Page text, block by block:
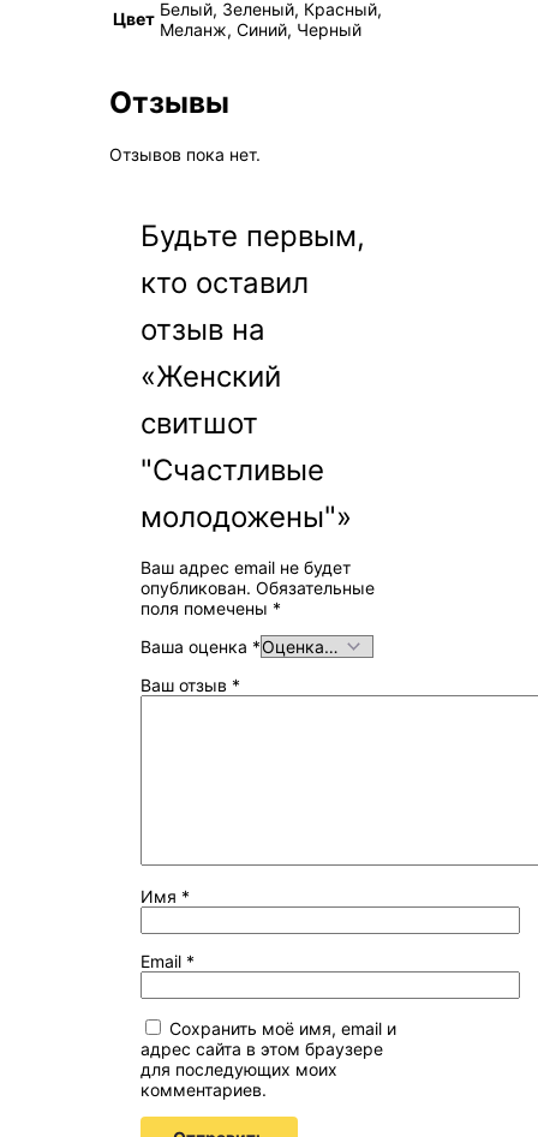
Цвет Белый, Зеленый, Красный,
Меланж, Синий, Черный
Отзывы
Отзывов пока нет.
Будьте первым,
кто оставил
отзыв на
«Женский
свитшот
"Счастливые
молодожены"»
Ваш адрес email не будет
опубликован. Обязательные
поля помечены *
Ваша оценка *
Ваш отзыв *
Имя *
Email *
Сохранить моё имя, email и
адрес сайта в этом браузере
для последующих моих
комментариев.